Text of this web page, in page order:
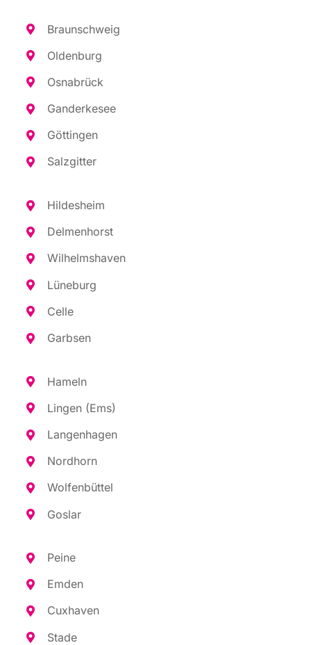
Braun­schweig
Olden­burg
Osna­brück
Gan­der­ke­see
Göt­tin­gen
Salz­git­ter
Hil­des­heim
Del­men­horst
Wil­helms­ha­ven
Lüne­burg
Cel­le
Garb­sen
Hameln
Lin­gen (Ems)
Lan­gen­ha­gen
Nord­horn
Wol­fen­büt­tel
Gos­lar
Pei­ne
Emden
Cux­ha­ven
Sta­de